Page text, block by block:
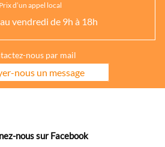
Prix d’un appel local
vendredi de 9h à 18h
nous par mail
nous un message
nous sur Facebook